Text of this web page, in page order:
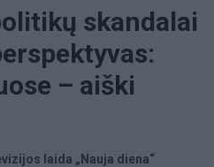
skandalai
– aiški
laida „Nauja diena“